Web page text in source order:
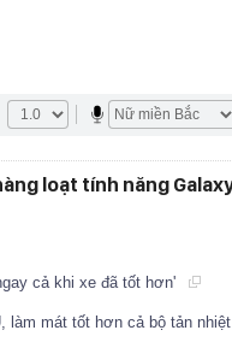
loạt tính năng
cả khi xe đã tốt hơn'
làm mát tốt hơn cả bộ tản nhiệt